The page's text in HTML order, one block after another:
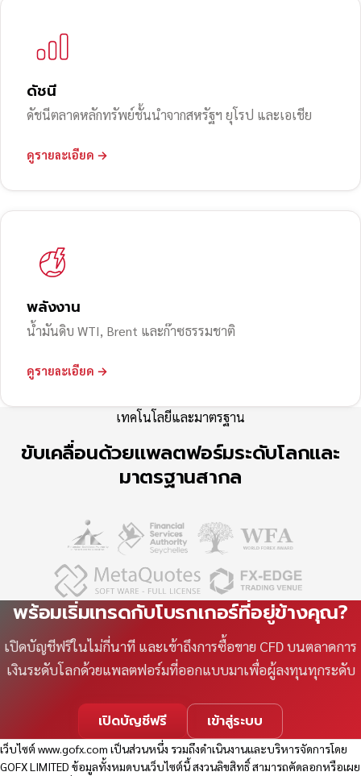
ดัชนี
ดัชนีตลาดหลักทรัพย์ชั้นนำจากสหรัฐฯ ยุโรป และเอเชีย
ดูรายละเอียด →
พลังงาน
น้ำมันดิบ WTI, Brent และก๊าซธรรมชาติ
ดูรายละเอียด →
เทคโนโลยีและมาตรฐาน
ขับเคลื่อนด้วยแพลตฟอร์มระดับโลกและ
มาตรฐานสากล
พร้อมเริ่มเทรดกับโบรกเกอร์ที่อยู่ข้างคุณ?
เปิดบัญชีฟรีในไม่กี่นาที และเข้าถึงการซื้อขาย CFD บนตลาดการ
เงินระดับโลกด้วยแพลตฟอร์มที่ออกแบบมาเพื่อผู้ลงทุนทุกระดับ
เปิดบัญชีฟรี เข้าสู่ระบบ
เว็บไซต์www.gofx.com เป็นส่วนหนึ่ง รวมถึงดำเนินงานและบริหารจัดการโดย
GOFX LIMITED ข้อมูลทั้งหมดบนเว็บไซต์นี้ สงวนลิขสิทธิ์ สามารถคัดลอกหรือเผย